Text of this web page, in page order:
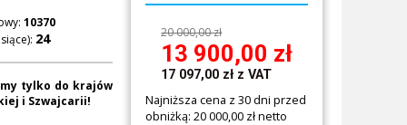
10370
tylko do krajów
i Szwajcarii!
20 000,00 zł
13 900,00 zł
17 097,00 zł z VAT
Najniższa cena z 30 dni przed
obniżką: 20 000,00 zł netto